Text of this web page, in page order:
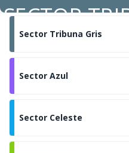
SECTOR
Sector Tribuna Gris
Sector Azul
Sector Celeste